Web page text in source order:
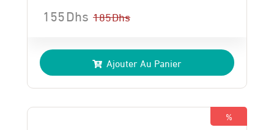
185Dhs
prix
initial
était :
185 Dhs.
155Dhs
prix
actuel
est :
155 Dhs.
Ajouter Au Panier
%